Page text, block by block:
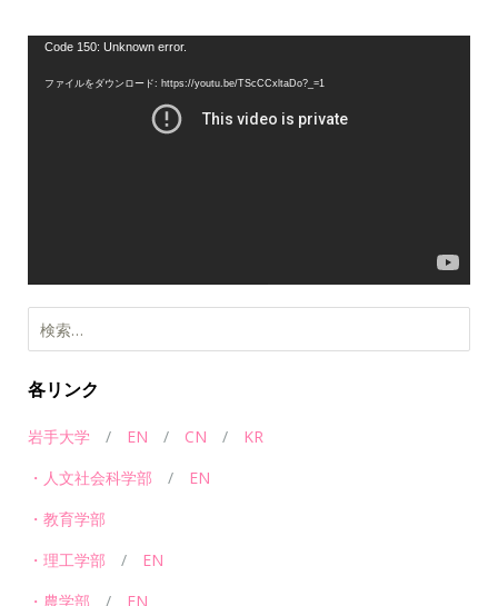
Code 150: Unknown error.
ファイルをダウンロード: https://youtu.be/TScCCxltaDo?_=1
各リンク
岩手大学 / EN / CN / KR
・人文社会科学部 / EN
・教育学部
・理工学部 / EN
・農学部 / EN